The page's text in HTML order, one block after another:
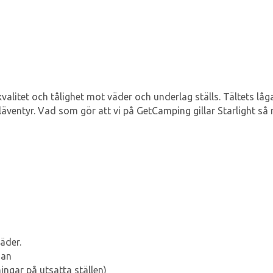
och tålighet mot väder och underlag ställs. Tältets
Vad som gör att vi på GetCamping gillar Starlight så
på utsatta ställen)